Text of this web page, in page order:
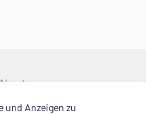
About
und Anzeigen zu